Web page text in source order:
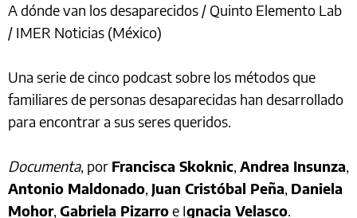
A dónde van los desaparecidos / Quinto Elemento Lab
/ IMER Noticias (México)
Una serie de cinco podcast sobre los métodos que
familiares de personas desaparecidas han desarrollado
para encontrar a sus seres queridos.
Documenta, por Francisca Skoknic, Andrea Insunza,
Antonio Maldonado, Juan Cristóbal Peña, Daniela
Mohor, Gabriela Pizarroe Ignacia Velasco.